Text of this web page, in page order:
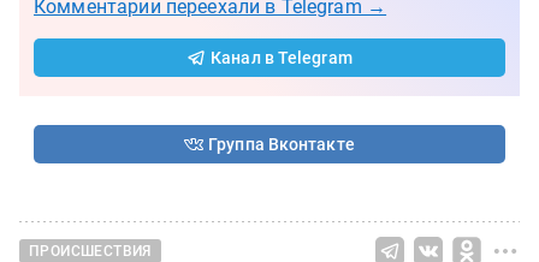
Комментарии переехали в Telegram →
Канал в Telegram
Группа Вконтакте
ПРОИСШЕСТВИЯ